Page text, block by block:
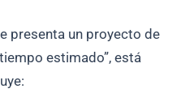
presenta un proyecto de
estimado”, está